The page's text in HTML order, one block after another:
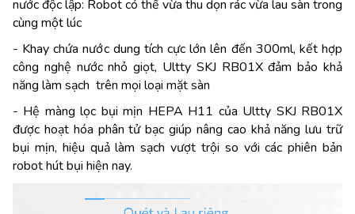
nước độc lập: Robot có thể vừa thu dọn rác vừa lau sàn trong
cùng một lúc
- Khay chứa nước dung tích cực lớn lên đến 300ml, kết hợp
công nghệ nước nhỏ giọt, Ultty SKJ RB01X đảm bảo khả
năng làm sạch trên mọi loại mặt sàn
- Hệ màng lọc bụi mịn HEPA H11 của Ultty SKJ RB01X
được hoạt hóa phân tử bạc giúp nâng cao khả năng lưu trữ
bụi mịn, hiệu quả làm sạch vượt trội so với các phiên bản
robot hút bụi hiện nay.